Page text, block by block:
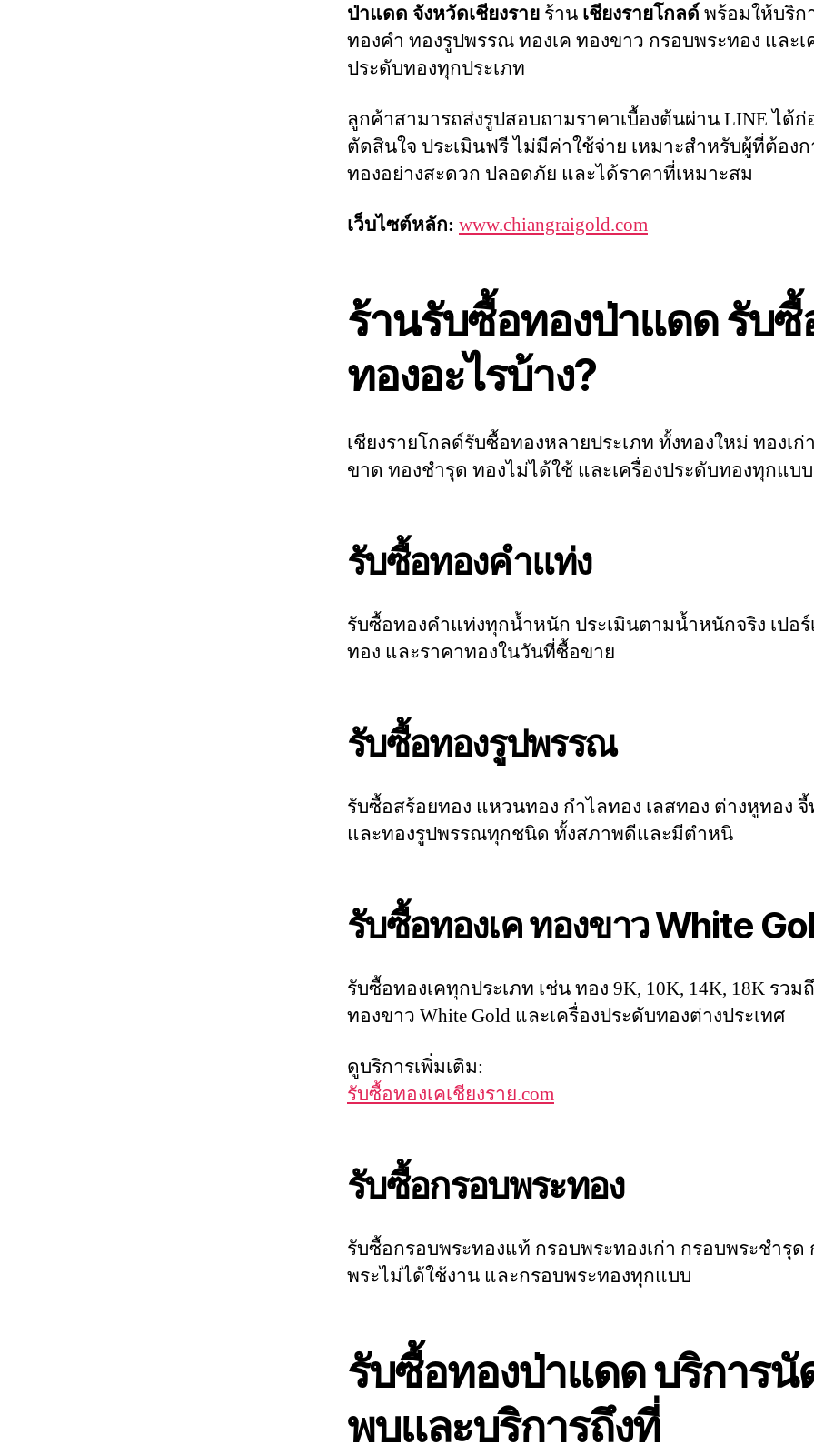
ป่าแดด จังหวัดเชียงราย ร้าน เชียงรายโกลด์ พร้อมให้บริก
ทองคำ ทองรูปพรรณ ทองเค ทองขาว กรอบพระทอง และเ
ประดับทองทุกประเภท
ลูกค้าสามารถส่งรูปสอบถามราคาเบื้องต้นผ่าน LINE ได้ก่
ตัดสินใจ ประเมินฟรี ไม่มีค่าใช้จ่าย เหมาะสำหรับผู้ที่ต้อง
ทองอย่างสะดวก ปลอดภัย และได้ราคาที่เหมาะสม
เว็บไซต์หลัก: www.chiangraigold.com
ร้านรับซื้อทองป่าแดด รับซื้
ทองอะไรบ้าง?
เชียงรายโกลด์รับซื้อทองหลายประเภท ทั้งทองใหม่ ทองเก่
ขาด ทองชำรุด ทองไม่ได้ใช้ และเครื่องประดับทองทุกแบบ
รับซื้อทองคำแท่ง
รับซื้อทองคำแท่งทุกน้ำหนัก ประเมินตามน้ำหนักจริง เปอ
ทอง และราคาทองในวันที่ซื้อขาย
รับซื้อทองรูปพรรณ
รับซื้อสร้อยทอง แหวนทอง กำไลทอง เลสทอง ต่างหูทอง จี้
และทองรูปพรรณทุกชนิด ทั้งสภาพดีและมีตำหนิ
รับซื้อทองเค ทองขาว White
รับซื้อทองเคทุกประเภท เช่น ทอง 9K, 10K, 14K, 18K รวม
ทองขาว White Gold และเครื่องประดับทองต่างประเทศ
ดูบริการเพิ่มเติม:
รับซื้อทองเคเชียงราย.com
รับซื้อกรอบพระทอง
รับซื้อกรอบพระทองแท้ กรอบพระทองเก่า กรอบพระชำรุด
พระไม่ได้ใช้งาน และกรอบพระทองทุกแบบ
รับซื้อทองป่าแดด บริการนั
พบและบริการถึงที่